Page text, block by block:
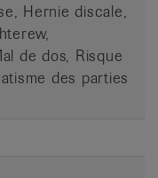
Hernie discale,
de dos, Risque
des parties